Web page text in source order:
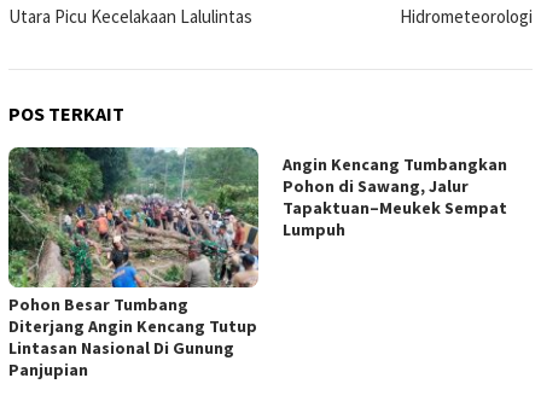
Utara Picu Kecelakaan Lalulintas
Hidrometeorologi
POS TERKAIT
Pohon Besar Tumbang
Diterjang Angin Kencang Tutup
Lintasan Nasional Di Gunung
Panjupian
Angin Kencang Tumbangkan
Pohon di Sawang, Jalur
Tapaktuan–Meukek Sempat
Lumpuh